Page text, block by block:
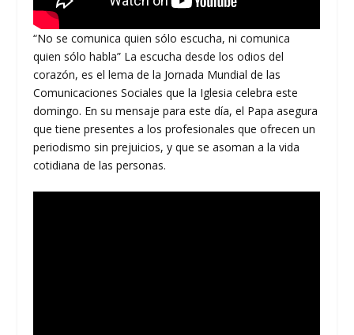
“No se comunica quien sólo escucha, ni comunica
quien sólo habla” La escucha desde los odios del
corazón, es el lema de la Jornada Mundial de las
Comunicaciones Sociales que la Iglesia celebra este
domingo. En su mensaje para este día, el Papa asegura
que tiene presentes a los profesionales que ofrecen un
periodismo sin prejuicios, y que se asoman a la vida
cotidiana de las personas.